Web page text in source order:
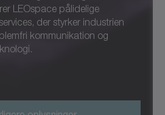
LEOspace pålidelige
der styrker industrien
kommunikation og